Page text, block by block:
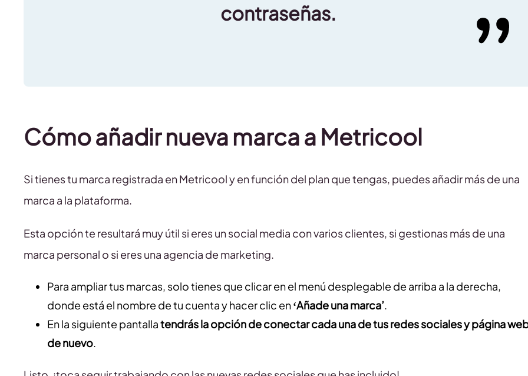
contraseñas.
Cómo añadir nueva marca a Metricool
Si tienes tu marca registrada en Metricool y en función del plan que tengas, puedes añadir más de una
marca a la plataforma.
Esta opción te resultará muy útil si eres un social media con varios clientes, si gestionas más de una
marca personal o si eres una agencia de marketing.
Para ampliar tus marcas, solo tienes que clicar en el menú desplegable de arriba a la derecha,
donde está el nombre de tu cuenta y hacer clic en‘Añade una marca’.
En la siguiente pantallatendrás la opción de conectar cada una de tus redes sociales y página
de nuevo.